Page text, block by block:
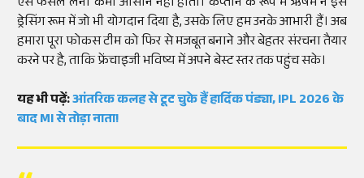
ड्रेसिंग रूम में जो भी योगदान दिया है, उसके लिए हम उनके आभारी हैं। अब
हमारा पूरा फोकस टीम को फिर से मजबूत बनाने और बेहतर संरचना तैयार
करने पर है, ताकि फ्रेंचाइजी भविष्य में अपने बेस्ट स्तर तक पहुंच सके।
यह भी पढ़ें:आंतरिक कलह से टूट चुके हैं हार्दिक पंड्या, IPL 2026 के
बाद MI से तोड़ा नाता!